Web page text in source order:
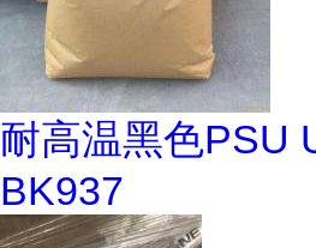
耐高温黑色PSU
BK937